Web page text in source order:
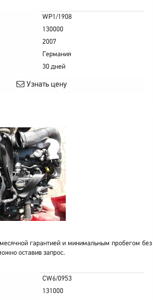
WP1/1908
130000
2007
Германия
30 дней
Узнать цену
гарантией и минимальным пробегом без
оставив запрос.
CW6/0953
131000